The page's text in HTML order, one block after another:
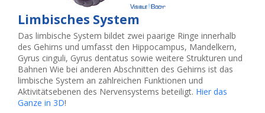
Limbisches System
Das limbische System bildet zwei paarige Ringe innerhalb
des Gehirns und umfasst den Hippocampus, Mandelkern,
Gyrus cinguli, Gyrus dentatus sowie weitere Strukturen und
Bahnen Wie bei anderen Abschnitten des Gehirns ist das
limbische System an zahlreichen Funktionen und
Aktivitätsebenen des Nervensystems beteiligt. Hier das
Ganze in 3D!